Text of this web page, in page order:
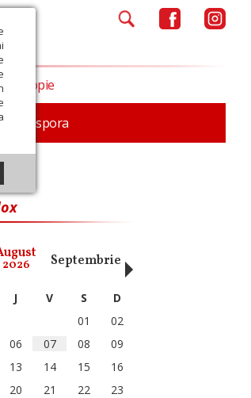
Diaspora
2026 Septembrie Octombrie
J V S
D
01
02
06 07 08
09
13 14 15
16
20 21 22
23